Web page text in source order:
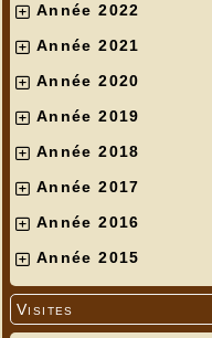
Année 2022
Année 2021
Année 2020
Année 2019
Année 2018
Année 2017
Année 2016
Année 2015
Visites